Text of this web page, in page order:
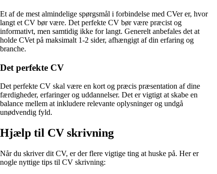
Et af de mest almindelige spørgsmål i forbindelse med CVer er, hvor
langt et CV bør være. Det perfekte CV bør være præcist og
informativt, men samtidig ikke for langt. Generelt anbefales det at
holde CVet på maksimalt 1-2 sider, afhængigt af din erfaring og
branche.
Det perfekte CV
Det perfekte CV skal være en kort og præcis præsentation af dine
færdigheder, erfaringer og uddannelser. Det er vigtigt at skabe en
balance mellem at inkludere relevante oplysninger og undgå
unødvendig fyld.
Hjælp til CV skrivning
Når du skriver dit CV, er der flere vigtige ting at huske på. Her er
nogle nyttige tips til CV skrivning: